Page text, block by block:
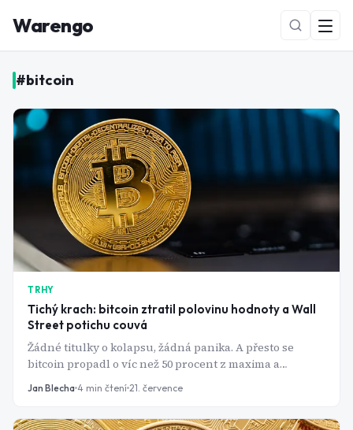
Warengo
NOVÉ
#bitcoin
TRHY
Tichý krach: bitcoin ztratil polovinu hodnoty a Wall
Street potichu couvá
Žádné titulky o kolapsu, žádná panika. A přesto se
bitcoin propadl o víc než 50 procent z maxima a
instituce z něj stahují miliardy. Co se stalo s "digitálním
Jan Blecha 4 min čtení 21. července